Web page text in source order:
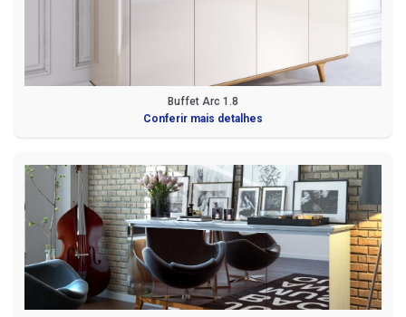
Buffet Arc 1.8
Conferir mais detalhes